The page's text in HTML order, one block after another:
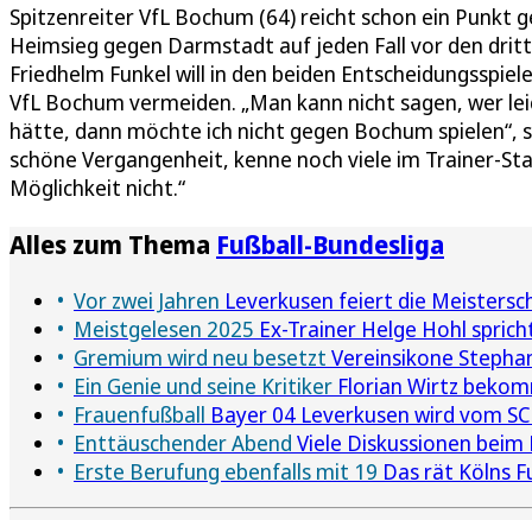
Spitzenreiter VfL Bochum (64) reicht schon ein Punkt
Heimsieg gegen Darmstadt auf jeden Fall vor den
Friedhelm Funkel will in den beiden
VfL Bochum vermeiden. „Man kann nicht sagen, wer
hätte, dann möchte ich nicht gegen Bochum
schöne Vergangenheit, kenne noch viele im Trainer-
Möglichkeit nicht.“
Alles zum Thema Fußball-Bundesliga
Vor zwei Jahren Leverkusen feiert die
Meistgelesen 2025 Ex-Trainer Helge Hohl
Gremium wird neu besetzt Vereinsikone
Ein Genie und seine Kritiker Florian Wirtz
Frauenfußball Bayer 04 Leverkusen wird vom
Enttäuschender Abend Viele Diskussionen
Erste Berufung ebenfalls mit 19 Das rät Kölns